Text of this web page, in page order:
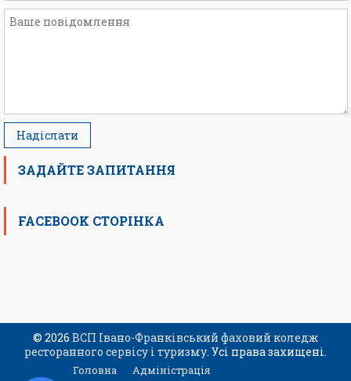
ЗАДАЙТЕ ЗАПИТАННЯ
FACEBOOK СТОРІНКА
© 2026 ВСП Івано-Франківський фаховий коледж
ресторанного сервісу і туризму. Усі права захищені.
Головна Адміністрація